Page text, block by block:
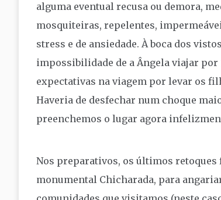
alguma eventual recusa ou demora,
mosquiteiras, repelentes,
stress e de ansiedade. À boca dos
impossibilidade de a Ângela viajar por
expectativas na viagem por levar os
Haveria de desfechar num choque
preenchemos o lugar agora
Nos preparativos, os últimos
monumental Chicharada, para